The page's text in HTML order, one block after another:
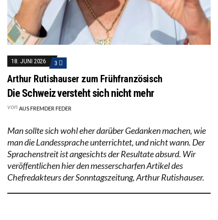
18. JUNI 2026 3
Arthur Rutishauser zum Frühfranzösisch
Die Schweiz versteht sich nicht mehr
von AUS FREMDER FEDER
Man sollte sich wohl eher darüber Gedanken machen, wie
man die Landessprache unterrichtet, und nicht wann. Der
Sprachenstreit ist angesichts der Resultate absurd. Wir
veröffentlichen hier den messerscharfen Artikel des
Chefredakteurs der Sonntagszeitung, Arthur Rutishauser.